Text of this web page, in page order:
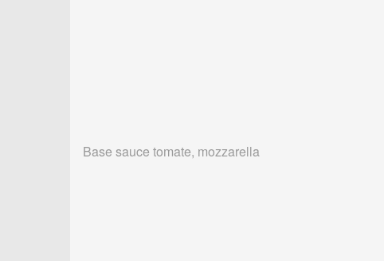
Base sauce tomate, mozzarella